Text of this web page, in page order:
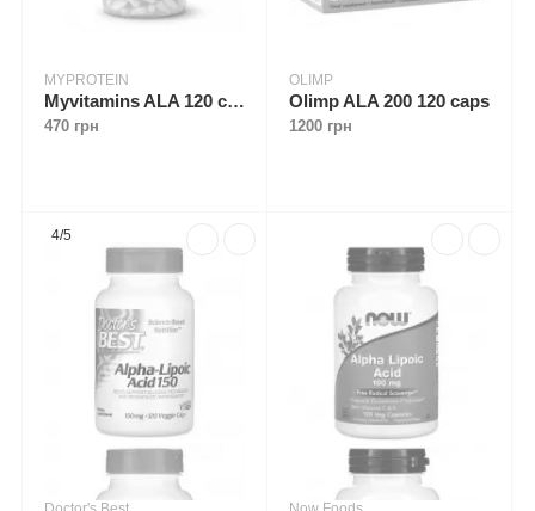
MYPROTEIN
Myvitamins ALA 120 caps
470 грн
OLIMP
Olimp ALA 200 120 caps
1200 грн
4/5